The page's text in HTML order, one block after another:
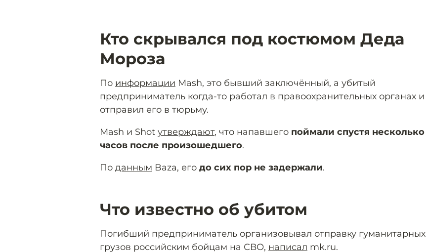
Кто скрывался под костюмом Деда
Мороза
По информации Mash, это бывший заключённый, а убитый
предприниматель когда-то работал в правоохранительных органах и
отправил его в тюрьму.
Mash и Shot утверждают, что напавшего поймали спустя несколько
часов после произошедшего.
По данным Baza, его до сих пор не задержали.
Что известно об убитом
Погибший предприниматель организовывал отправку гуманитарных
грузов российским бойцам на СВО, написал mk.ru.